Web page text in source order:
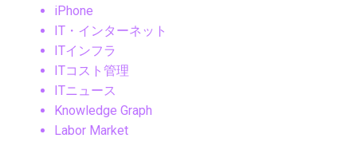
iPhone
IT・インターネット
ITインフラ
ITコスト管理
ITニュース
Knowledge Graph
Labor Market